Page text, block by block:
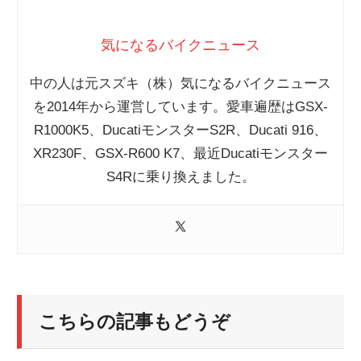
気になるバイクニュース
中の人は元スズキ（株）気になるバイクニュース
を2014年から運営しています。愛車遍歴はGSX-
R1000K5、DucatiモンスターS2R、Ducati 916、
XR230F、GSX-R600 K7、最近Ducatiモンスター
S4Rに乗り換えました。
こちらの記事もどうぞ